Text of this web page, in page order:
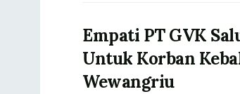
Empati PT GVK
Untuk Korban
Wewangriu